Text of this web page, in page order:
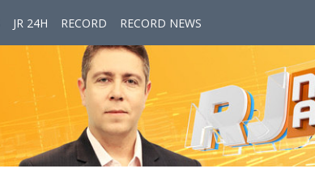
JR 24H RECORD RECORD NEWS